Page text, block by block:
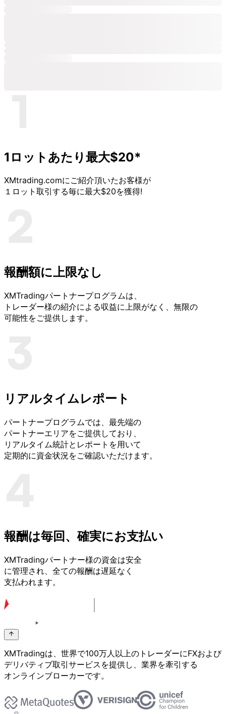
1ロットあたり 最大$20*
XMtrading.comにご紹介頂いたお客様が
１ロット取引する毎に最大$20を獲得!
報酬額に上限なし
XMTradingパートナープログラムは、
トレーダー様の紹介による収益に上限がなく、 無限の
可能性をご提供します。
リアルタイムレポート
パートナープログラムでは、 最先端の
パートナーエリアをご提供しており、
リアルタイム統計と レポートを用いて
定期的に資金状況をご確認いただけます。
報酬は毎回、確実にお支払い
XMTradingパートナー様の資金は安全
に管理され、 全ての報酬は遅延なく
支払われます。
XMTradingは、 世界で100万人以上の トレーダーにFXおよび
デリバティブ取引サービスを提供し、 業界を牽引する
オンラインブローカーです。